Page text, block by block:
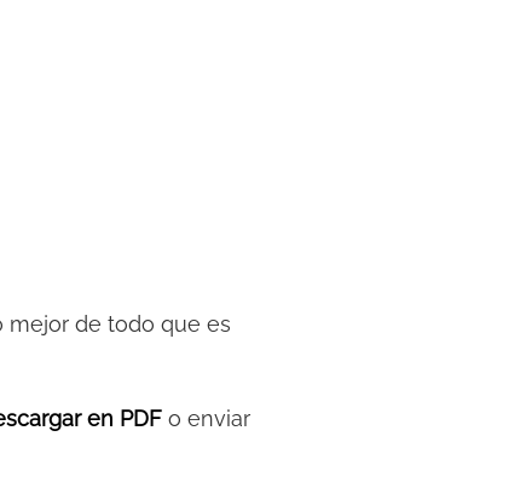
mejor de todo que es
en PDF o enviar